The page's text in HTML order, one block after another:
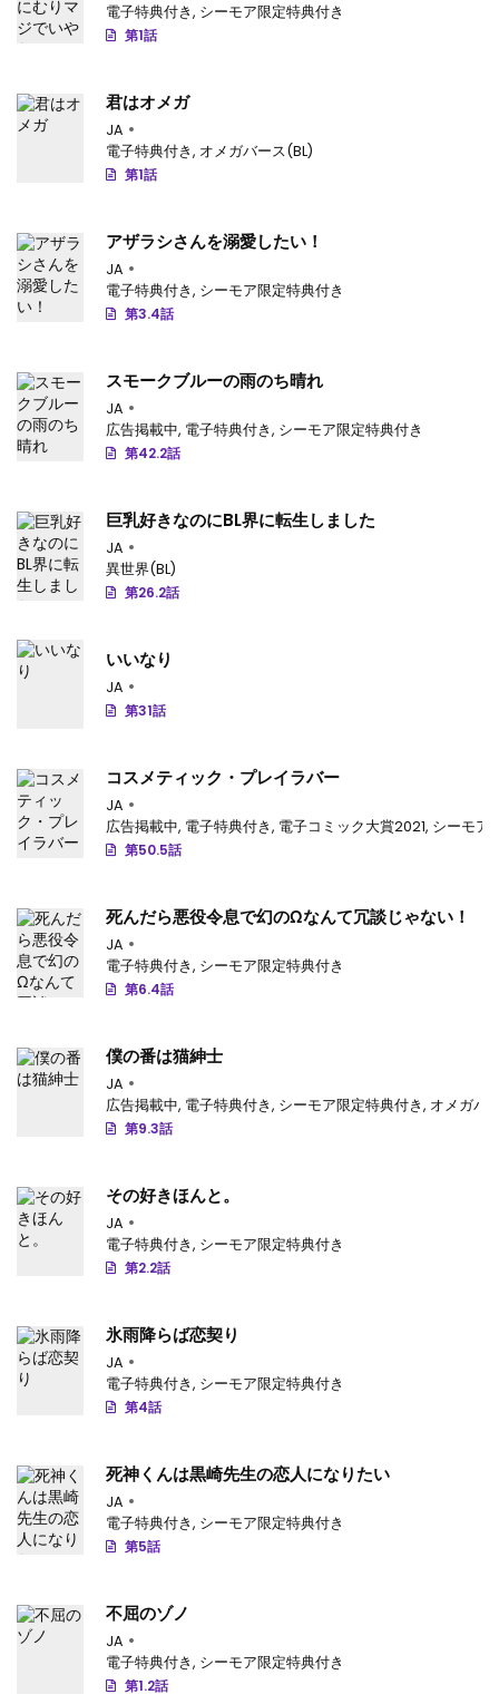
電子特典付き, シーモア限定特典付き
第1話
君はオメガ
JA
電子特典付き, オメガバース(BL)
第1話
アザラシさんを溺愛したい！
JA
電子特典付き, シーモア限定特典付き
第3.4話
スモークブルーの雨のち晴れ
JA
広告掲載中, 電子特典付き, シーモア限定特典付き
第42.2話
巨乳好きなのにBL界に転生しました
JA
異世界(BL)
第26.2話
いいなり
JA
第31話
コスメティック・プレイラバー
JA
広告掲載中, 電子特典付き, 電子コミック大賞2021, シーモア
第50.5話
死んだら悪役令息で幻のΩなんて冗談じゃない！
JA
電子特典付き, シーモア限定特典付き
第6.4話
僕の番は猫紳士
JA
広告掲載中, 電子特典付き, シーモア限定特典付き, オメガバ
第9.3話
その好きほんと。
JA
電子特典付き, シーモア限定特典付き
第2.2話
氷雨降らば恋契り
JA
電子特典付き, シーモア限定特典付き
第4話
死神くんは黒崎先生の恋人になりたい
JA
電子特典付き, シーモア限定特典付き
第5話
不屈のゾノ
JA
電子特典付き, シーモア限定特典付き
第1.2話